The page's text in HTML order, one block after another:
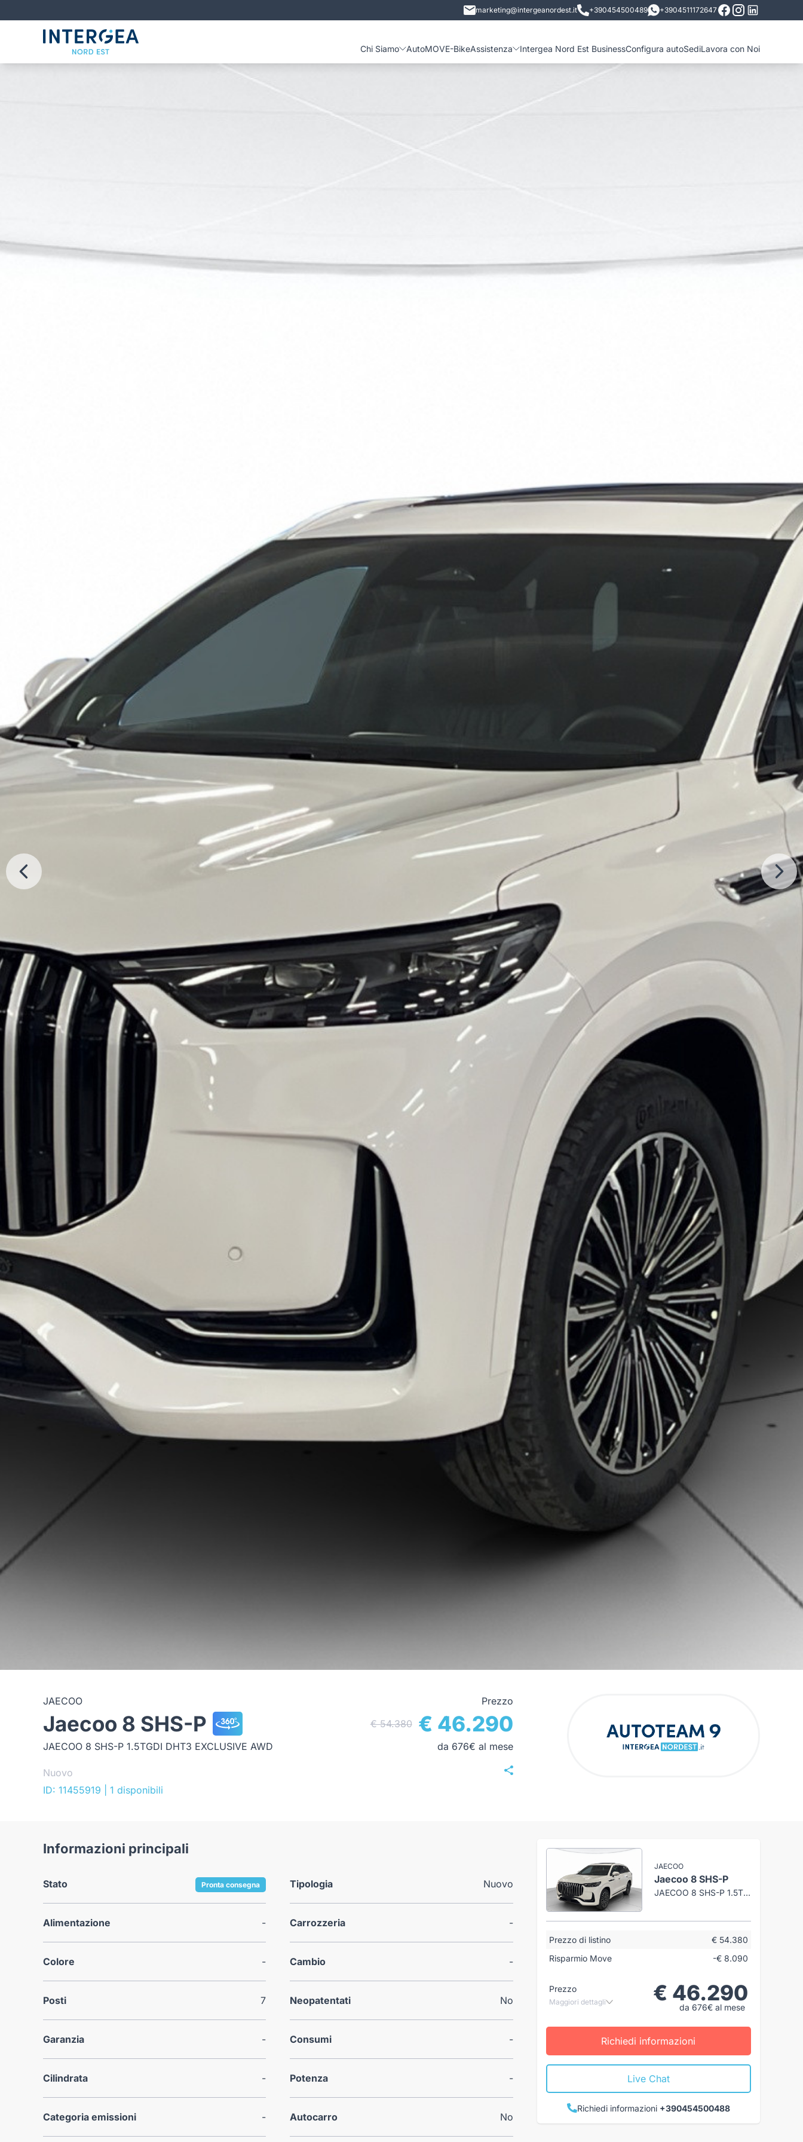
marketing@intergeanordest.it +390454500489 +3904511172647
Chi Siamo AutoMOVE-BikeAssistenza Intergea Nord Est BusinessConfigura autoSediLavora con Noi
JAECOO
Jaecoo 8 SHS-P
JAECOO 8 SHS-P 1.5TGDI DHT3 EXCLUSIVE AWD
Nuovo
ID: 11455919
| 1 disponibili
Prezzo
€ 54.380 € 46.290
da 676€ al mese
Informazioni principali
Stato Pronta consegna Tipologia Nuovo
Alimentazione - Carrozzeria -
Colore - Cambio -
Posti 7 Neopatentati No
Garanzia - Consumi -
Cilindrata - Potenza -
Categoria emissioni - Autocarro No
JAECOO
Jaecoo 8 SHS-P
JAECOO 8 SHS-P 1.5TGDI DHT3 EXCLUSIVE AWD
Prezzo di listino
€ 54.380
Risparmio Move
-€ 8.090
Prezzo
Maggiori dettagli € 46.290
da 676€ al mese
Richiedi informazioni
Live Chat
Richiedi informazioni +390454500488